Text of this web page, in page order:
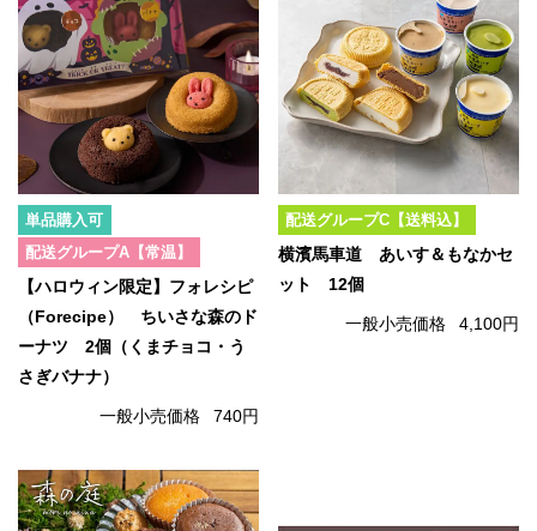
単品購入可
配送グループA【常温】
【ハロウィン限定】フォレシピ
（Forecipe） ちいさな森のド
ーナツ 2個（くまチョコ・う
さぎバナナ）
一般小売価格 740円
配送グループC【送料込】
横濱馬車道 あいす＆もなかセ
ット 12個
一般小売価格 4,100円